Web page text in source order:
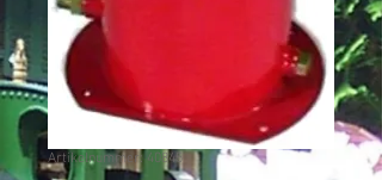
Artikelnummer: 40845